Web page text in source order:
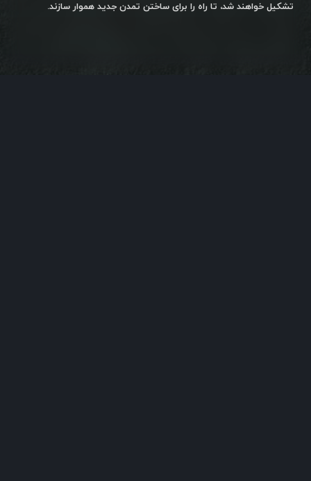
تشکیل خواهند شد، تا راه را برای ساختن تمدن جدید هموار سازند.